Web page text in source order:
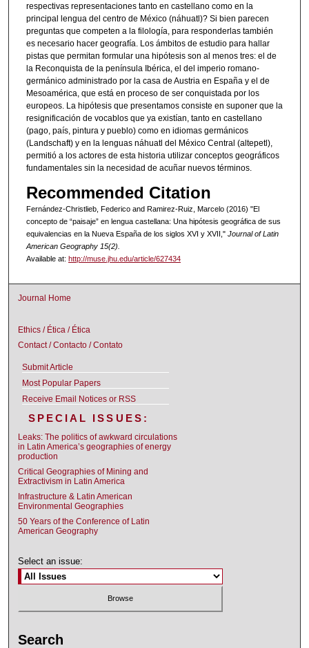
respectivas representaciones tanto en castellano como en la
principal lengua del centro de México (náhuatl)? Si bien parecen
preguntas que competen a la filología, para responderlas también
es necesario hacer geografía. Los ámbitos de estudio para hallar
pistas que permitan formular una hipótesis son al menos tres: el de
la Reconquista de la península Ibérica, el del imperio romano-
germánico administrado por la casa de Austria en España y el de
Mesoamérica, que está en proceso de ser conquistada por los
europeos. La hipótesis que presentamos consiste en suponer que la
resignificación de vocablos que ya existían, tanto en castellano
(pago, país, pintura y pueblo) como en idiomas germánicos
(Landschaft) y en la lenguas náhuatl del México Central (altepetl),
permitió a los actores de esta historia utilizar conceptos geográficos
fundamentales sin la necesidad de acuñar nuevos términos.
Recommended Citation
Fernández-Christlieb, Federico and Ramirez-Ruiz, Marcelo (2016) "El
concepto de “paisaje” en lengua castellana: Una hipótesis geográfica de sus
equivalencias en la Nueva España de los siglos XVI y XVII," Journal of Latin
American Geography 15(2).
Available at: http://muse.jhu.edu/article/627434
Journal Home
Ethics / Ética / Ética
Contact / Contacto / Contato
Submit Article
Most Popular Papers
Receive Email Notices or RSS
SPECIAL ISSUES:
Leaks: The politics of awkward circulations
in Latin America’s geographies of energy
production
Critical Geographies of Mining and
Extractivism in Latin America
Infrastructure & Latin American
Environmental Geographies
50 Years of the Conference of Latin
American Geography
Select an issue:
Search